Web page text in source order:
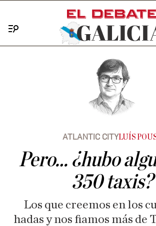
ATLANTIC CITYLUÍS
Pero… ¿hubo
350 taxis?
Los que creemos en los
hadas y nos fiamos más de